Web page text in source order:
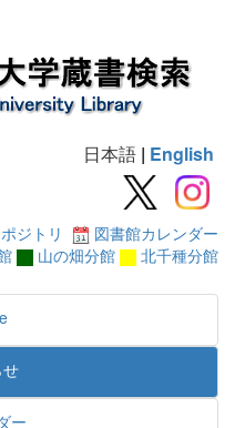
日本語 | English
ジトリ
図書館カレンダー
山の畑分館 北千種分館
ー